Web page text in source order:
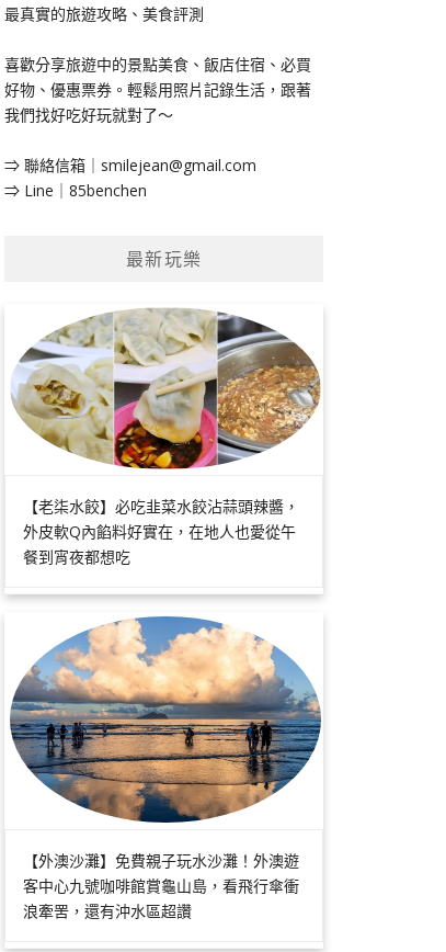
最真實的旅遊攻略、美食評測
喜歡分享旅遊中的景點美食、飯店住宿、必買
好物、優惠票券。輕鬆用照片記錄生活，跟著
我們找好吃好玩就對了～
⇒ 聯絡信箱｜ smilejean@gmail.com
⇒ Line｜85benchen
最新玩樂
【老柒水餃】必吃韭菜水餃沾蒜頭辣醬，
外皮軟Q內餡料好實在，在地人也愛從午
餐到宵夜都想吃
【外澳沙灘】免費親子玩水沙灘！外澳遊
客中心九號咖啡館賞龜山島，看飛行傘衝
浪牽罟，還有沖水區超讚